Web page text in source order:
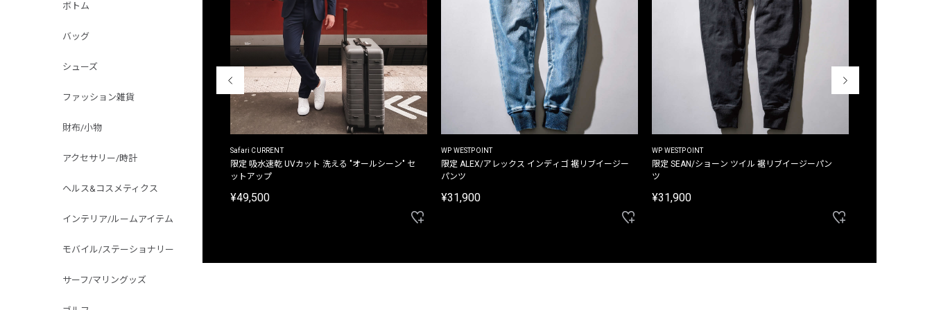
ボトム
バッグ
シューズ
ファッション雑貨
財布/小物
アクセサリー/時計
ヘルス&コスメティクス
インテリア/ルームアイテム
モバイル/ステーショナリー
サーフ/マリングッズ
別注限定 フード付き チェックシャツジャケット
Safari CURRENT
限定 吸水速乾 UVカット 洗える "オールシーン" セ
ットアップ
¥49,500
WP WESTPOINT
限定 ALEX/アレックス インディゴ 裾リブイージー
パンツ
¥31,900
WP WESTPOINT
限定 SEAN/ショーン ツイル 裾リブイージーパン
ツ
¥31,900